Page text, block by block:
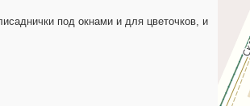
под окнами и для цветочков, и